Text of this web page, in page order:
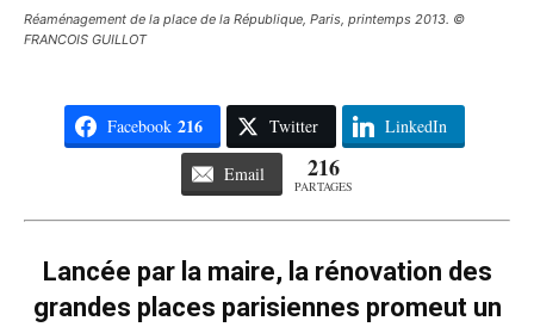
Réaménagement de la place de la République, Paris, printemps 2013. ©
FRANCOIS GUILLOT
Facebook 216 Twitter LinkedIn
Email 216
PARTAGES
Lancée par la maire, la rénovation des
grandes places parisiennes promeut un